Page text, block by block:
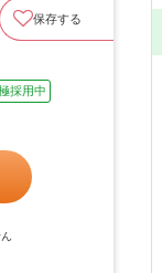
保存する
採用中